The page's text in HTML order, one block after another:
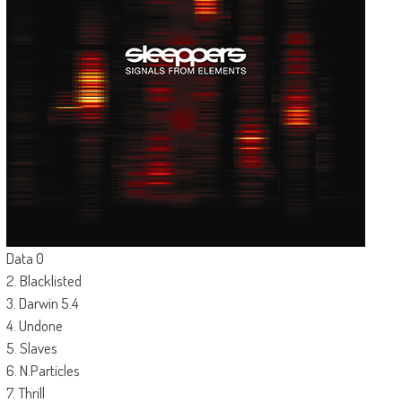
Data 0
2. Blacklisted
3. Darwin 5.4
4. Undone
5. Slaves
6. N.Particles
7. Thrill